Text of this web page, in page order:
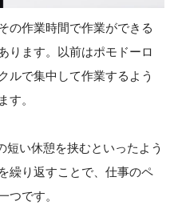
の作業時間で作業ができる
ります。以前はポモドーロ
ルで集中して作業するよう
す。
い休憩を挟むといったよう
繰り返すことで、仕事のペ
つです。